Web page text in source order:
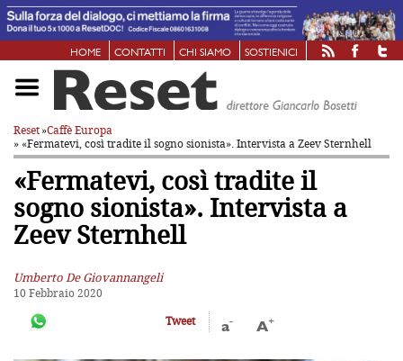
HOME CONTATTI CHI SIAMO SOSTIENICI
Reset»Caffè Europa
» «Fermatevi, così tradite il sogno sionista». Intervista a Zeev Sternhell
«Fermatevi, così tradite il
sogno sionista». Intervista a
Zeev Sternhell
Umberto De Giovannangeli
10 Febbraio 2020
Tweet
a- A+